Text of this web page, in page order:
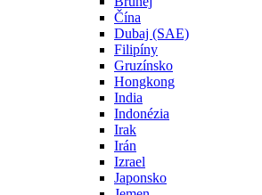
Čína
Dubaj (SAE)
Filipíny
Gruzínsko
Hongkong
India
Indonézia
Irak
Irán
Izrael
Japonsko